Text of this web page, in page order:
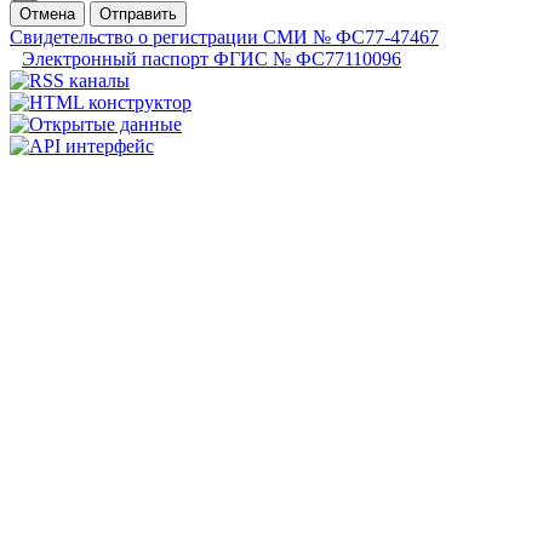
Отмена
Отправить
Свидетельство о регистрации СМИ № ФС77-47467
Электронный паспорт ФГИС № ФС77110096